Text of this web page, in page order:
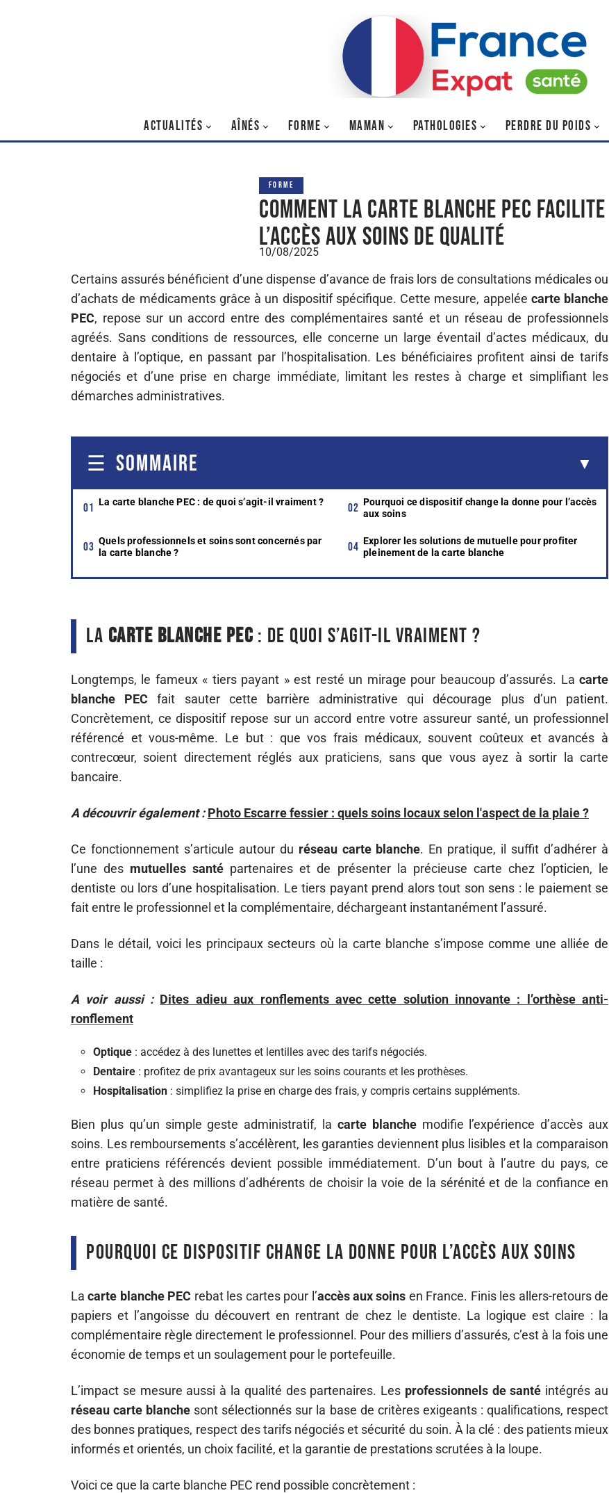
ACTUALITÉS AÎNÉS FORME MAMAN PATHOLOGIES PERDRE DU POIDS
FORME
Comment la carte blanche PEC facilite
l’accès aux soins de qualité
10/08/2025
Certains assurés bénéficient d’une dispense d’avance de frais lors de consultations médicales ou
d’achats de médicaments grâce à un dispositif spécifique. Cette mesure, appelée carte blanche
PEC, repose sur un accord entre des complémentaires santé et un réseau de professionnels
agréés. Sans conditions de ressources, elle concerne un large éventail d’actes médicaux, du
dentaire à l’optique, en passant par l’hospitalisation. Les bénéficiaires profitent ainsi de tarifs
négociés et d’une prise en charge immédiate, limitant les restes à charge et simplifiant les
démarches administratives.
SOMMAIRE
La carte blanche PEC : de quoi s’agit-il vraiment ?
Pourquoi ce dispositif change la donne pour l’accès
aux soins
Quels professionnels et soins sont concernés par
la carte blanche ?
Explorer les solutions de mutuelle pour profiter
pleinement de la carte blanche
La carte blanche PEC : de quoi s’agit-il vraiment ?
Longtemps, le fameux « tiers payant » est resté un mirage pour beaucoup d’assurés. La carte
blanche PEC fait sauter cette barrière administrative qui décourage plus d’un patient.
Concrètement, ce dispositif repose sur un accord entre votre assureur santé, un professionnel
référencé et vous-même. Le but : que vos frais médicaux, souvent coûteux et avancés à
contrecœur, soient directement réglés aux praticiens, sans que vous ayez à sortir la carte
bancaire.
A découvrir également : Photo Escarre fessier : quels soins locaux selon l'aspect de la plaie ?
Ce fonctionnement s’articule autour du réseau carte blanche. En pratique, il suffit d’adhérer à
l’une des mutuelles santé partenaires et de présenter la précieuse carte chez l’opticien, le
dentiste ou lors d’une hospitalisation. Le tiers payant prend alors tout son sens : le paiement se
fait entre le professionnel et la complémentaire, déchargeant instantanément l’assuré.
Dans le détail, voici les principaux secteurs où la carte blanche s’impose comme une alliée de
taille :
A voir aussi : Dites adieu aux ronflements avec cette solution innovante : l’orthèse anti-
ronflement
Optique : accédez à des lunettes et lentilles avec des tarifs négociés.
Dentaire : profitez de prix avantageux sur les soins courants et les prothèses.
Hospitalisation : simplifiez la prise en charge des frais, y compris certains suppléments.
Bien plus qu’un simple geste administratif, la carte blanchemodifie l’expérience d’accès aux
soins. Les remboursements s’accélèrent, les garanties deviennent plus lisibles et la comparaison
entre praticiens référencés devient possible immédiatement. D’un bout à l’autre du pays, ce
réseau permet à des millions d’adhérents de choisir la voie de la sérénité et de la confiance en
matière de santé.
Pourquoi ce dispositif change la donne pour l’accès aux soins
Lacarte blanche PEC rebat les cartes pour l’accès aux soins en France. Finis les allers-retours de
papiers et l’angoisse du découvert en rentrant de chez le dentiste. La logique est claire : la
complémentaire règle directement le professionnel. Pour des milliers d’assurés, c’est à la fois une
économie de temps et un soulagement pour le portefeuille.
L’impact se mesure aussi à la qualité des partenaires. Les professionnels de santé intégrés au
réseau carte blanche sont sélectionnés sur la base de critères exigeants : qualifications, respect
des bonnes pratiques, respect des tarifs négociés et sécurité du soin. À la clé : des patients mieux
informés et orientés, un choix facilité, et la garantie de prestations scrutées à la loupe.
Voici ce que la carte blanche PEC rend possible concrètement :